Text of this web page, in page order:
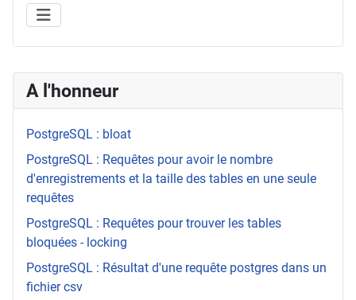
A l'honneur
PostgreSQL : bloat
PostgreSQL : Requêtes pour avoir le nombre
d'enregistrements et la taille des tables en une seule
requêtes
PostgreSQL : Requêtes pour trouver les tables
bloquées - locking
PostgreSQL : Résultat d'une requête postgres dans un
fichier csv